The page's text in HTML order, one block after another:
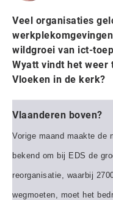
Veel organisaties
wildgroei van ict-
Wyatt vindt het weer
Vloeken in de kerk?
Vlaanderen boven?
Vorige maand maakte de
bekend om bij EDS de
reorganisatie, waarbij
wegmoeten, moet het